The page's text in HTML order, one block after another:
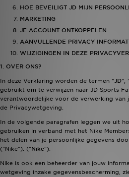
HOE BEVEILIGT JD MIJN
MARKETING
JE ACCOUNT ONTKOPPELEN
AANVULLENDE PRIVACY
WIJZIGINGEN IN DEZE
1. OVER ONS?
In deze Verklaring worden de termen "JD",
gebruikt om te verwijzen naar JD Sports
verantwoordelijke voor de verwerking van
de Privacywetgeving.
In de volgende paragrafen leggen we uit
gebruiken in verband met het Nike
het delen van je persoonlijke gegevens
("Nike"). ("Nike").
Nike is ook een beheerder van jouw
wetgeving inzake gegevensbescherming,